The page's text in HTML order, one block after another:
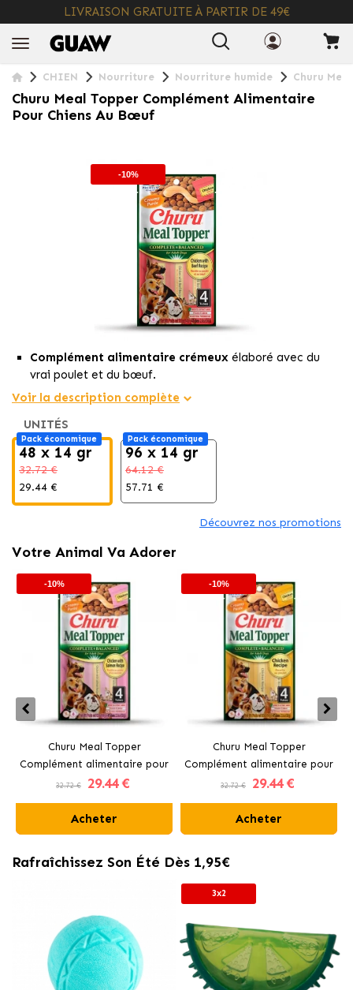
LIVRAISON GRATUITE À PARTIR DE 49€
CHIEN Nourriture Nourriture humide Churu
Churu Meal Topper Complément Alimentaire
Pour Chiens Au Bœuf
-10%
Complément alimentaire crémeuxélaboré avec du
vrai poulet et du bœuf.
Nourriture humide pour chiens
des croquettes ou de la nourriture habituelle.
Idéal comme
palatabilité et l'hydratation quotidienne.
Voir la description complète
UNITÉS
Pack économique
48 x 14 gr
32.72 €
29.44 €
Pack économique
96 x 14 gr
64.12 €
57.71 €
Découvrez nos promotions
Votre Animal Va Adorer
-10%
Churu Meal Topper
Complément alimentaire pour
chiens au poulet et saumon
32.72 € 29.44 €
Acheter
-10%
Churu Meal Topper
Complément alimentaire pour
chiens au poulet
32.72 € 29.44 €
Acheter
Rafraîchissez Son Été Dès 1,95€
3x2